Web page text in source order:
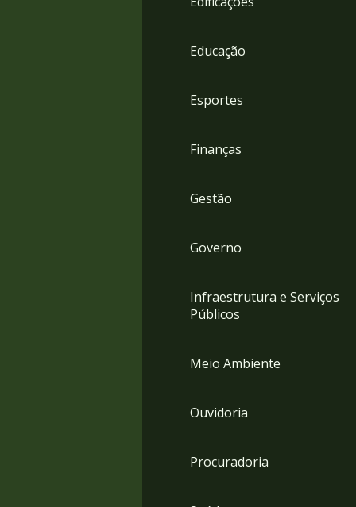
Educação
Esportes
Finanças
Gestão
Governo
Infraestrutura e Serviços
Públicos
Meio Ambiente
Ouvidoria
Procuradoria